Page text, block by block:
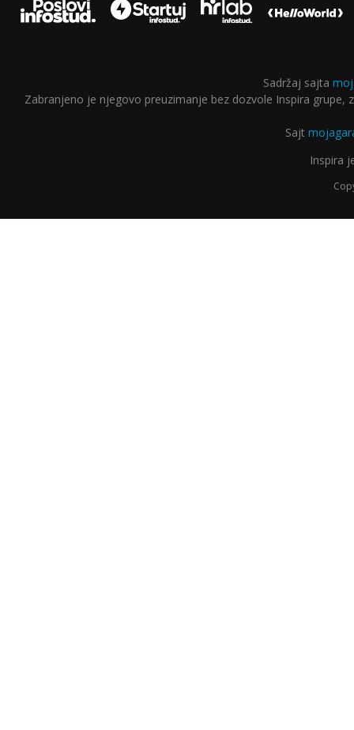
Sadržaj sajta
Zabranjeno je njegovo preuzimanje bez dozvole Inspira
Sajt
Inspira